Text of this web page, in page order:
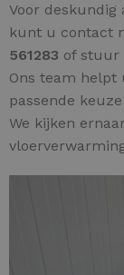
Voor deskundig
kunt u contact
561283 of stuur
Ons team helpt
passende
We kijken